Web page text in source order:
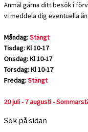
Anmäl gärna ditt besök i
vi meddela dig eventuella
Måndag:Stängt
Tisdag: Kl 10-17
Onsdag: Kl 10-17
Torsdag: Kl 10-17
Fredag:Stängt
20 juli - 7 augusti -
Sök på sidan